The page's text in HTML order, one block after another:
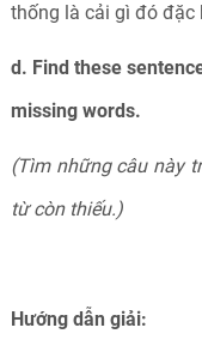
thống là cải gì đó đặc
d. Find these
missing words.
(Tìm những câu này
từ còn thiếu.)
Hướng dẫn giải: